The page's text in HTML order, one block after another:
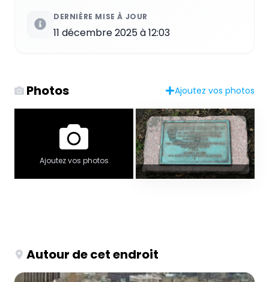
DERNIÈRE MISE À JOUR
11 décembre 2025 à 12:03
Photos Ajoutez vos photos
Ajoutez vos photos
Autour de cet endroit